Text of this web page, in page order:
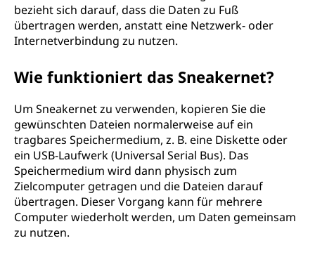
bezieht sich darauf, dass die Daten zu Fuß
übertragen werden, anstatt eine Netzwerk- oder
Internetverbindung zu nutzen.
Wie funktioniert das Sneakernet?
Um Sneakernet zu verwenden, kopieren Sie die
gewünschten Dateien normalerweise auf ein
tragbares Speichermedium, z. B. eine Diskette oder
ein USB-Laufwerk (Universal Serial Bus). Das
Speichermedium wird dann physisch zum
Zielcomputer getragen und die Dateien darauf
übertragen. Dieser Vorgang kann für mehrere
Computer wiederholt werden, um Daten gemeinsam
zu nutzen.